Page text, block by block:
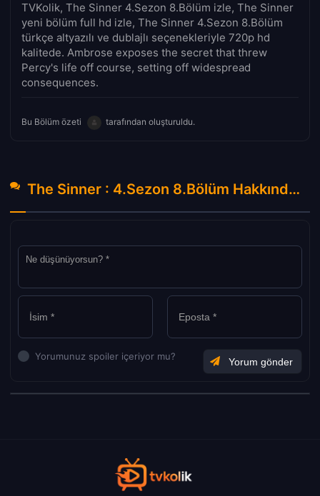
TVKolik, The Sinner 4.Sezon 8.Bölüm izle, The Sinner
yeni bölüm full hd izle, The Sinner 4.Sezon 8.Bölüm
türkçe altyazılı ve dublajlı seçenekleriyle 720p hd
kalitede. Ambrose exposes the secret that threw
Percy's life off course, setting off widespread
consequences.
Bu Bölüm özeti tarafından oluşturuldu.
The Sinner : 4.Sezon 8.Bölüm Hakkında Yorumlar
Yorumunuz spoiler içeriyor mu?